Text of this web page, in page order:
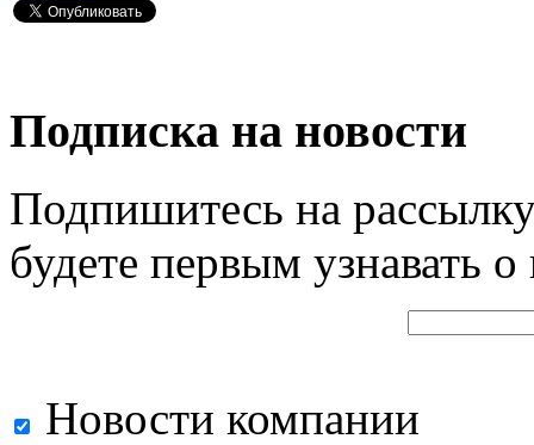
Подписка на новости
Подпишитесь на
будете первым узнавать
Новости компании